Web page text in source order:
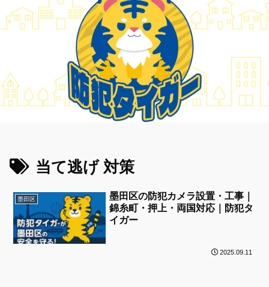
当て逃げ 対策
墨田区
墨田区の防犯カメラ設置・工事｜
錦糸町・押上・両国対応｜防犯タ
イガー
2025.09.11